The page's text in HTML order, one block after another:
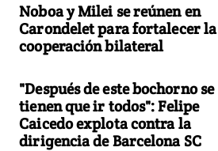
Noboa y Milei se reúnen en
Carondelet para fortalecer la
cooperación bilateral
"Después de este bochorno se
tienen que ir todos": Felipe
Caicedo explota contra la
dirigencia de Barcelona SC